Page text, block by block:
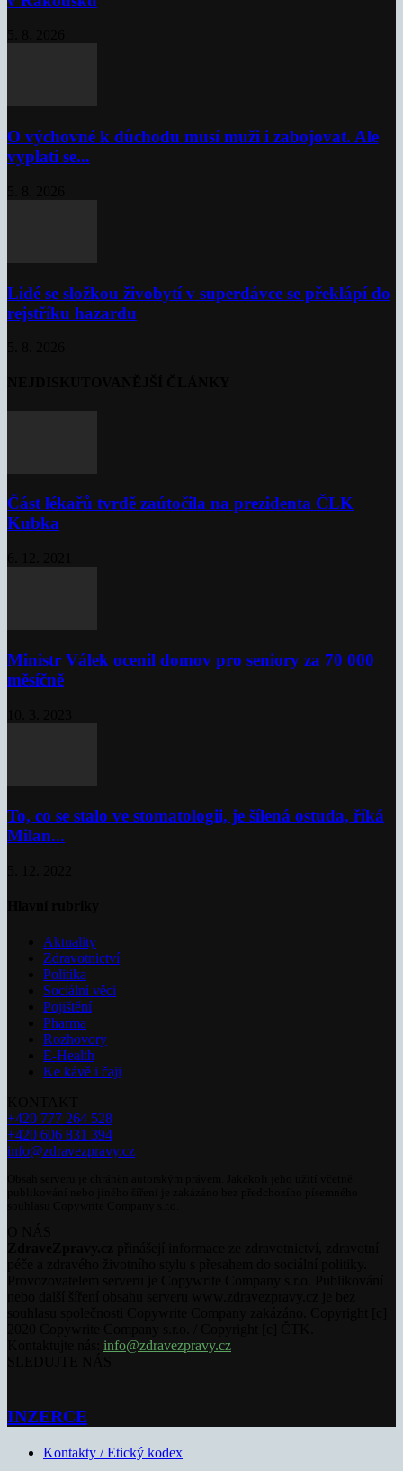
O výchovné k důchodu musí muži i zabojovat. Ale
vyplatí se...
Lidé se složkou živobytí v superdávce se překlápí do
rejstříku hazardu
Část lékařů tvrdě zaútočila na prezidenta ČLK
Kubka
Ministr Válek ocenil domov pro seniory za 70 000
měsíčně
To, co se stalo ve stomatologii, je šílená ostuda, říká
Milan...
Aktuality
Zdravotnictví
Politika
Sociální věci
Pojištění
Pharma
Rozhovory
E-Health
Ke kávě i čaji
+420 777 264 528
+420 606 831 394
info@zdravezpravy.cz
info@zdravezpravy.cz
INZERCE
Kontakty / Etický kodex